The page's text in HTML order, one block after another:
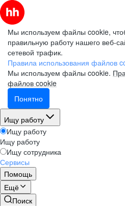
Мы используем файлы cookie,
правильную работу нашего веб-
сетевой трафик.
Правила использования файлов
Мы используем файлы cookie.
файлов cookie
Понятно
Ищу работу
Ищу работу
Ищу работу
Ищу сотрудника
Сервисы
Помощь
Ещё
Поиск